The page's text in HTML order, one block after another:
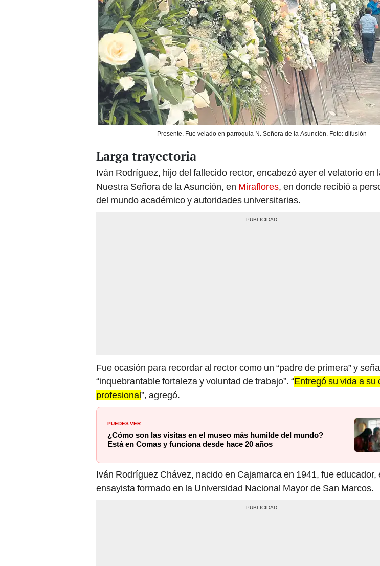
Presente. Fue velado en parroquia N. Señora de la Asunción. Foto: difusión
Iván Rodríguez, hijo del fallecido rector, encabezó ayer el velatorio en
Nuestra Señora de la Asunción, enMiraflores, en donde recibió a
del mundo académico y autoridades universitarias.
“inquebrantable fortaleza y voluntad de trabajo”. “Entregó su vida a su
profesional”, agregó.
¿Cómo son las visitas en el museo más humilde del mundo?
Está en Comas y funciona desde hace 20 años
Iván Rodríguez Chávez, nacido en Cajamarca en 1941, fue educador,
ensayista formado en la Universidad Nacional Mayor de San Marcos.